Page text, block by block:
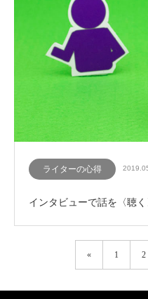
ライターの心得
インタビューで話を〈聴
« 1 2